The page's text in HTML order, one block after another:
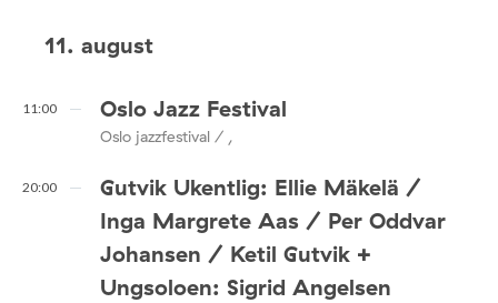
11. august
11:00 Oslo Jazz Festival
Oslo jazzfestival / ,
20:00
Gutvik Ukentlig: Ellie Mäkelä /
Inga Margrete Aas / Per Oddvar
Johansen / Ketil Gutvik +
Ungsoloen: Sigrid Angelsen